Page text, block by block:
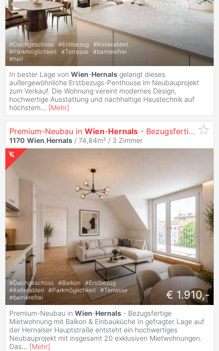
#Dachgeschoss #Erstbezug #Kellerabteil
#Parkmöglichkeit #Terrasse #barrierefrei
#hell
In bester Lage von Wien-Hernals gelangt dieses
außergewöhnliche Erstbezugs-Penthouse im Neubauprojekt
zum Verkauf. Die Wohnung vereint modernes Design,
hochwertige Ausstattung und nachhaltige Haustechnik auf
höchstem... [Mehr]
Premium-Neubau in Wien-Hernals - Bezugsfertige Mietwohnung mit Balkon & Einbauküche
1170 Wien,Hernals / 74,84m² / 3 Zimmer
#Dachgeschoss #Balkon #Erstbezug
#Kellerabteil #Parkmöglichkeit #Terrasse
#barrierefrei € 1.910,-
Premium-Neubau in Wien-Hernals - Bezugsfertige
Mietwohnung mit Balkon & Einbauküche In gefragter Lage auf
der Hernalser Hauptstraße entsteht ein hochwertiges
Neubauprojekt mit insgesamt 20 exklusiven Mietwohnungen.
Das... [Mehr]